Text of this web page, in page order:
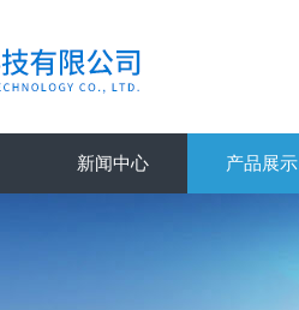
新闻中心 产品展示